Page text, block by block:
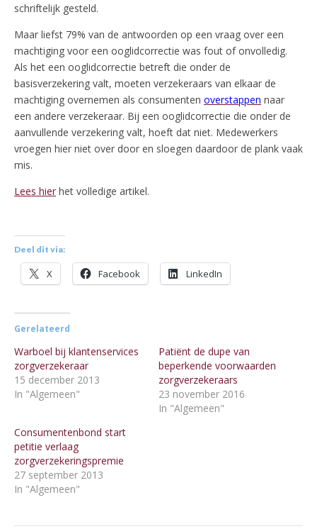
schriftelijk gesteld.
Maar liefst 79% van de antwoorden op een vraag over een
machtiging voor een ooglidcorrectie was fout of onvolledig.
Als het een ooglidcorrectie betreft die onder de
basisverzekering valt, moeten verzekeraars van elkaar de
machtiging overnemen als consumenten overstappen naar
een andere verzekeraar. Bij een ooglidcorrectie die onder de
aanvullende verzekering valt, hoeft dat niet. Medewerkers
vroegen hier niet over door en sloegen daardoor de plank vaak
mis.
Lees hier het volledige artikel.
Deel dit via:
X Facebook LinkedIn
Gerelateerd
Warboel bij klantenservices
zorgverzekeraar
15 december 2013
In "Algemeen"
Patiënt de dupe van
beperkende voorwaarden
zorgverzekeraars
23 november 2016
In "Algemeen"
Consumentenbond start
petitie verlaag
zorgverzekeringspremie
27 september 2013
In "Algemeen"